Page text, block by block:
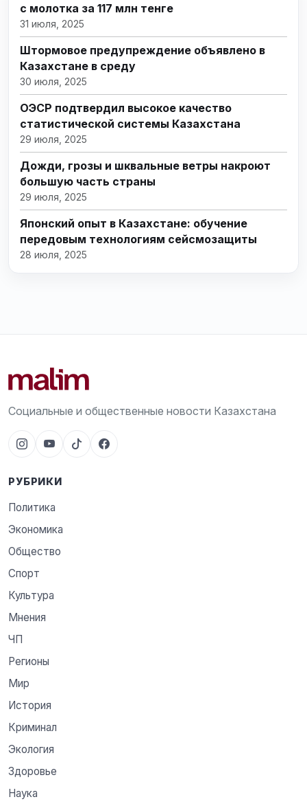
с молотка за 117 млн тенге
31 июля, 2025
Штормовое предупреждение объявлено в
Казахстане в среду
30 июля, 2025
ОЭСР подтвердил высокое качество
статистической системы Казахстана
29 июля, 2025
Дожди, грозы и шквальные ветры накроют
большую часть страны
29 июля, 2025
Японский опыт в Казахстане: обучение
передовым технологиям сейсмозащиты
28 июля, 2025
Социальные и общественные новости Казахстана
РУБРИКИ
Политика
Экономика
Общество
Спорт
Культура
Мнения
ЧП
Регионы
Мир
История
Криминал
Экология
Здоровье
Наука